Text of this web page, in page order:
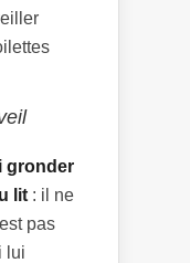
gronder
lit : il ne
pas
lui